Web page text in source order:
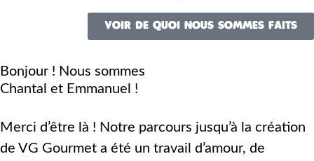
VOIR DE QUOI NOUS SOMMES FAITS
Bonjour ! Nous sommes
Chantal et Emmanuel !
Merci d’être là ! Notre parcours jusqu’à la création
de VG Gourmet a été un travail d’amour, de